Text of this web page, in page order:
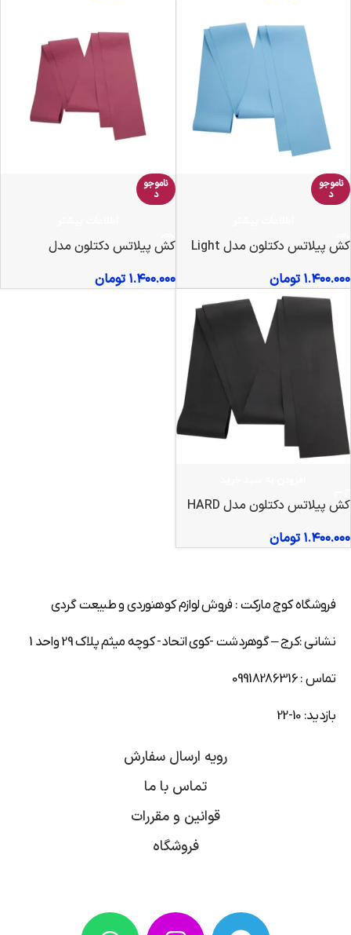
ناموجو
د
کش پیلاتس دکتلون مدل Light
۱.۴۰۰.۰۰۰ تومان
ناموجو
د
کش پیلاتس دکتلون مدل
۱.۴۰۰.۰۰۰ تومان
کش پیلاتس دکتلون مدل HARD
۱.۴۰۰.۰۰۰ تومان
فروشگاه کوچ مارکت : فروش لوازم کوهنوردی و طبیعت گردی
نشانی :کرج – گوهردشت -کوی اتحاد- کوچه میثم پلاک 29 واحد 1
تماس : 09918286316
بازدید: 10-22
رویه ارسال سفارش
تماس با ما
قوانین و مقررات
فروشگاه